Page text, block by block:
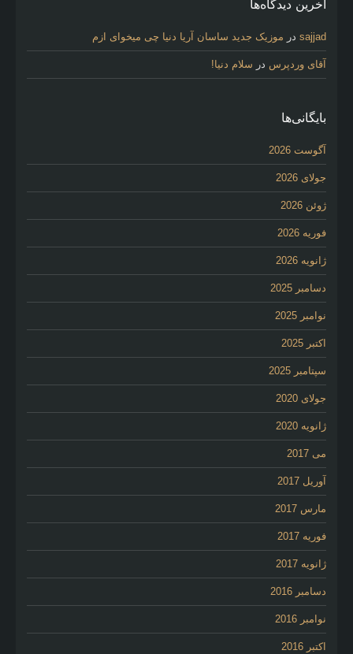
آخرین دیدگاه‌ها
sajjad در موزیک جدید ساسان آریا دنیا چی میخوای ازم
آقای وردپرس در سلام دنیا!
بایگانی‌ها
آگوست 2026
جولای 2026
ژوئن 2026
فوریه 2026
ژانویه 2026
دسامبر 2025
نوامبر 2025
اکتبر 2025
سپتامبر 2025
جولای 2020
ژانویه 2020
می 2017
آوریل 2017
مارس 2017
فوریه 2017
ژانویه 2017
دسامبر 2016
نوامبر 2016
اکتبر 2016